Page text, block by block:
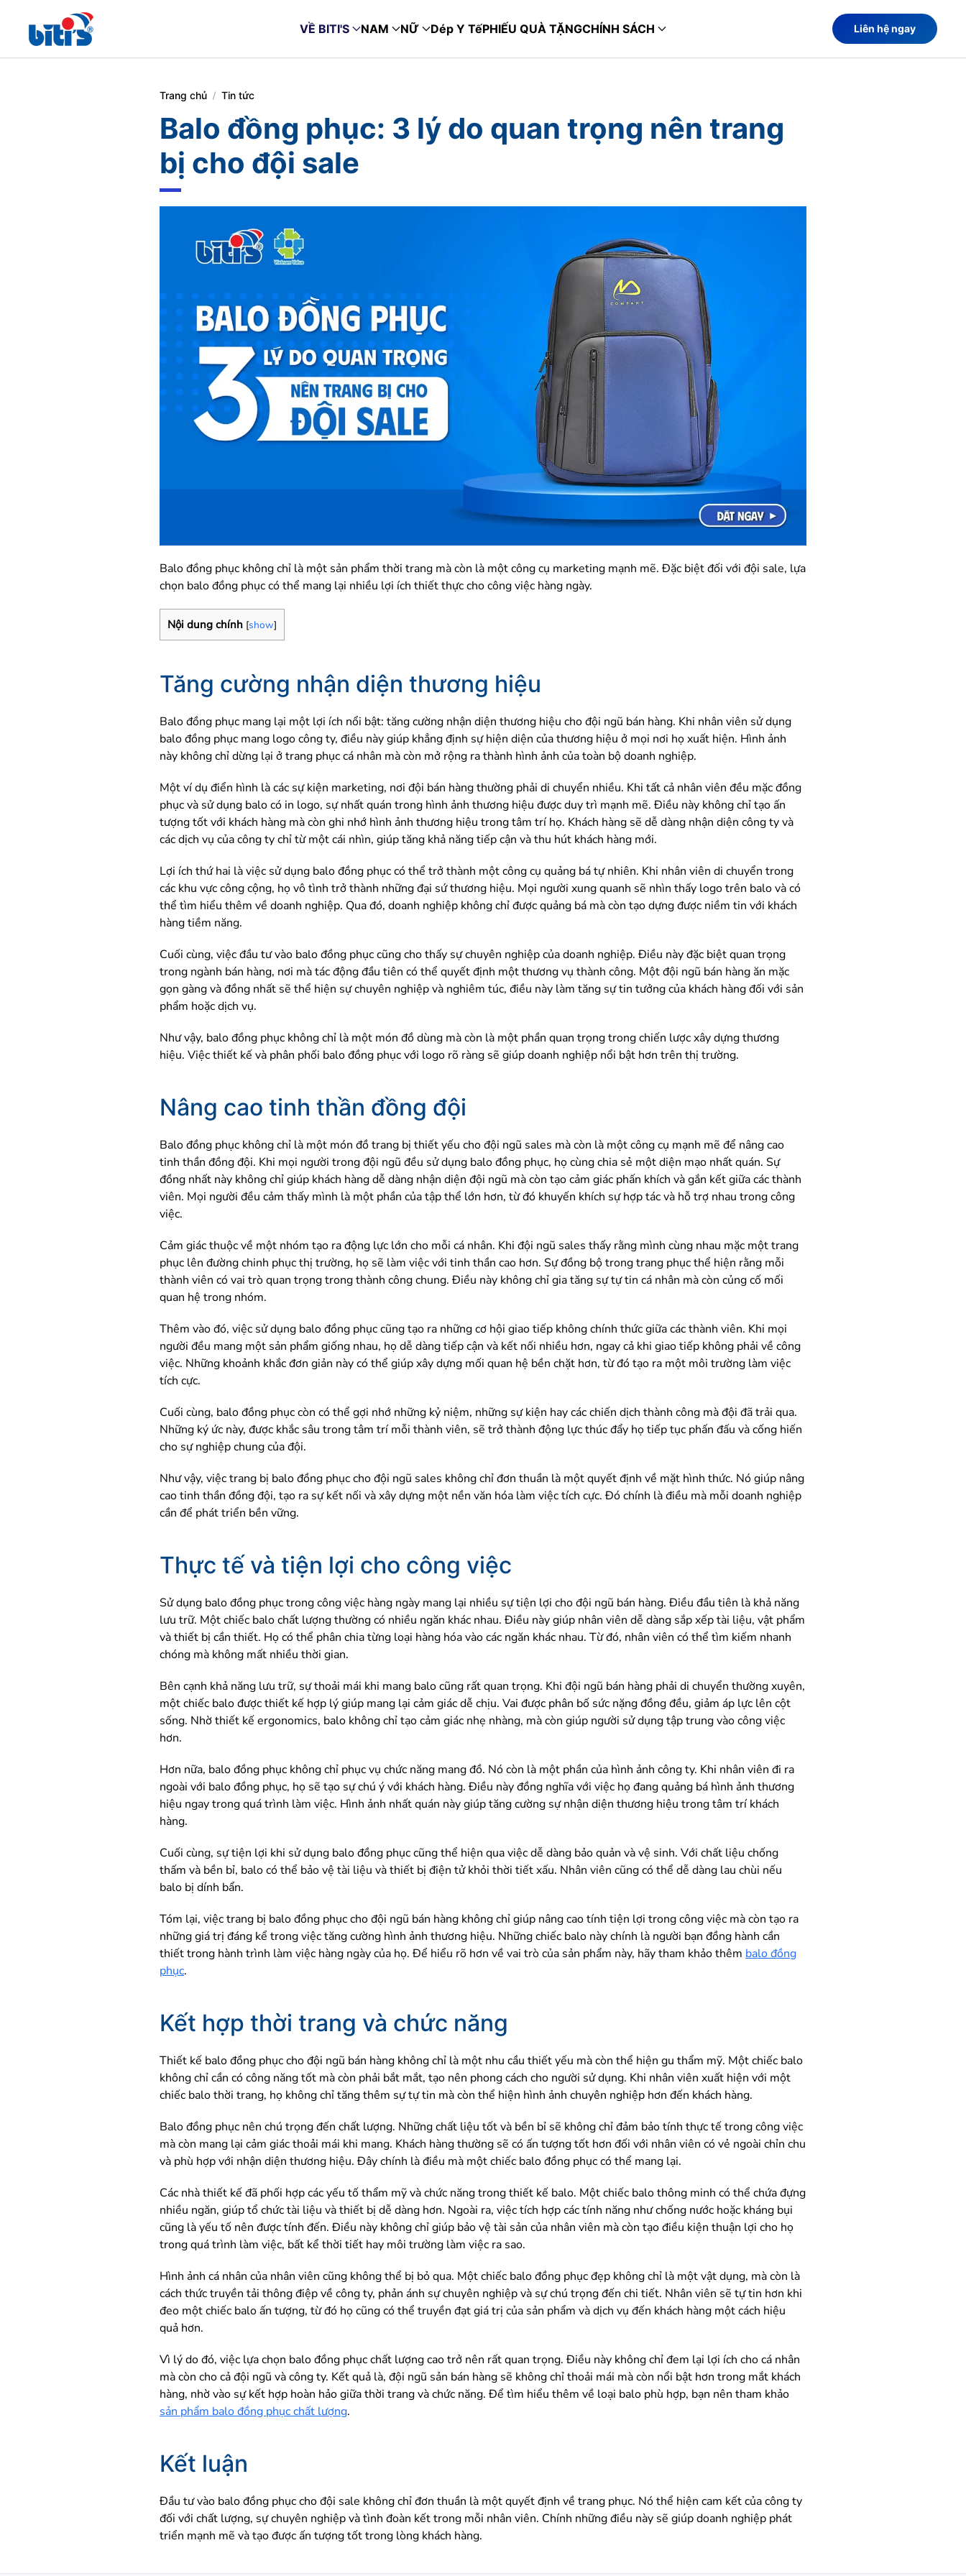
Skip
to
VỀ BITI'S NAM NỮ Dép Y TếPHIẾU QUÀ TẶNGCHÍNH SÁCH Liên hệ ngay
Trang chủ Tin tức
Balo đồng phục: 3 lý do quan trọng nên trang
bị cho đội sale
Balo đồng phục không chỉ là một sản phẩm thời trang mà còn là một công cụ marketing mạnh mẽ. Đặc biệt đối với đội sale, lựa
chọn balo đồng phục có thể mang lại nhiều lợi ích thiết thực cho công việc hàng ngày.
Nội dung chính [show]
Tăng cường nhận diện thương hiệu
Balo đồng phục mang lại một lợi ích nổi bật: tăng cường nhận diện thương hiệu cho đội ngũ bán hàng. Khi nhân viên sử dụng
balo đồng phục mang logo công ty, điều này giúp khẳng định sự hiện diện của thương hiệu ở mọi nơi họ xuất hiện. Hình ảnh
này không chỉ dừng lại ở trang phục cá nhân mà còn mở rộng ra thành hình ảnh của toàn bộ doanh nghiệp.
Một ví dụ điển hình là các sự kiện marketing, nơi đội bán hàng thường phải di chuyển nhiều. Khi tất cả nhân viên đều mặc đồng
phục và sử dụng balo có in logo, sự nhất quán trong hình ảnh thương hiệu được duy trì mạnh mẽ. Điều này không chỉ tạo ấn
tượng tốt với khách hàng mà còn ghi nhớ hình ảnh thương hiệu trong tâm trí họ. Khách hàng sẽ dễ dàng nhận diện công ty và
các dịch vụ của công ty chỉ từ một cái nhìn, giúp tăng khả năng tiếp cận và thu hút khách hàng mới.
Lợi ích thứ hai là việc sử dụng balo đồng phục có thể trở thành một công cụ quảng bá tự nhiên. Khi nhân viên di chuyển trong
các khu vực công cộng, họ vô tình trở thành những đại sứ thương hiệu. Mọi người xung quanh sẽ nhìn thấy logo trên balo và có
thể tìm hiểu thêm về doanh nghiệp. Qua đó, doanh nghiệp không chỉ được quảng bá mà còn tạo dựng được niềm tin với khách
hàng tiềm năng.
Cuối cùng, việc đầu tư vào balo đồng phục cũng cho thấy sự chuyên nghiệp của doanh nghiệp. Điều này đặc biệt quan trọng
trong ngành bán hàng, nơi mà tác động đầu tiên có thể quyết định một thương vụ thành công. Một đội ngũ bán hàng ăn mặc
gọn gàng và đồng nhất sẽ thể hiện sự chuyên nghiệp và nghiêm túc, điều này làm tăng sự tin tưởng của khách hàng đối với sản
phẩm hoặc dịch vụ.
Như vậy, balo đồng phục không chỉ là một món đồ dùng mà còn là một phần quan trọng trong chiến lược xây dựng thương
hiệu. Việc thiết kế và phân phối balo đồng phục với logo rõ ràng sẽ giúp doanh nghiệp nổi bật hơn trên thị trường.
Nâng cao tinh thần đồng đội
Balo đồng phục không chỉ là một món đồ trang bị thiết yếu cho đội ngũ sales mà còn là một công cụ mạnh mẽ để nâng cao
tinh thần đồng đội. Khi mọi người trong đội ngũ đều sử dụng balo đồng phục, họ cùng chia sẻ một diện mạo nhất quán. Sự
đồng nhất này không chỉ giúp khách hàng dễ dàng nhận diện đội ngũ mà còn tạo cảm giác phấn khích và gắn kết giữa các thành
viên. Mọi người đều cảm thấy mình là một phần của tập thể lớn hơn, từ đó khuyến khích sự hợp tác và hỗ trợ nhau trong công
việc.
Cảm giác thuộc về một nhóm tạo ra động lực lớn cho mỗi cá nhân. Khi đội ngũ sales thấy rằng mình cùng nhau mặc một trang
phục lên đường chinh phục thị trường, họ sẽ làm việc với tinh thần cao hơn. Sự đồng bộ trong trang phục thể hiện rằng mỗi
thành viên có vai trò quan trọng trong thành công chung. Điều này không chỉ gia tăng sự tự tin cá nhân mà còn củng cố mối
quan hệ trong nhóm.
Thêm vào đó, việc sử dụng balo đồng phục cũng tạo ra những cơ hội giao tiếp không chính thức giữa các thành viên. Khi mọi
người đều mang một sản phẩm giống nhau, họ dễ dàng tiếp cận và kết nối nhiều hơn, ngay cả khi giao tiếp không phải về công
việc. Những khoảnh khắc đơn giản này có thể giúp xây dựng mối quan hệ bền chặt hơn, từ đó tạo ra một môi trường làm việc
tích cực.
Cuối cùng, balo đồng phục còn có thể gợi nhớ những kỷ niệm, những sự kiện hay các chiến dịch thành công mà đội đã trải qua.
Những ký ức này, được khắc sâu trong tâm trí mỗi thành viên, sẽ trở thành động lực thúc đẩy họ tiếp tục phấn đấu và cống hiến
cho sự nghiệp chung của đội.
Như vậy, việc trang bị balo đồng phục cho đội ngũ sales không chỉ đơn thuần là một quyết định về mặt hình thức. Nó giúp nâng
cao tinh thần đồng đội, tạo ra sự kết nối và xây dựng một nền văn hóa làm việc tích cực. Đó chính là điều mà mỗi doanh nghiệp
cần để phát triển bền vững.
Thực tế và tiện lợi cho công việc
Sử dụng balo đồng phục trong công việc hàng ngày mang lại nhiều sự tiện lợi cho đội ngũ bán hàng. Điều đầu tiên là khả năng
lưu trữ. Một chiếc balo chất lượng thường có nhiều ngăn khác nhau. Điều này giúp nhân viên dễ dàng sắp xếp tài liệu, vật phẩm
và thiết bị cần thiết. Họ có thể phân chia từng loại hàng hóa vào các ngăn khác nhau. Từ đó, nhân viên có thể tìm kiếm nhanh
chóng mà không mất nhiều thời gian.
Bên cạnh khả năng lưu trữ, sự thoải mái khi mang balo cũng rất quan trọng. Khi đội ngũ bán hàng phải di chuyển thường xuyên,
một chiếc balo được thiết kế hợp lý giúp mang lại cảm giác dễ chịu. Vai được phân bố sức nặng đồng đều, giảm áp lực lên cột
sống. Nhờ thiết kế ergonomics, balo không chỉ tạo cảm giác nhẹ nhàng, mà còn giúp người sử dụng tập trung vào công việc
hơn.
Hơn nữa, balo đồng phục không chỉ phục vụ chức năng mang đồ. Nó còn là một phần của hình ảnh công ty. Khi nhân viên đi ra
ngoài với balo đồng phục, họ sẽ tạo sự chú ý với khách hàng. Điều này đồng nghĩa với việc họ đang quảng bá hình ảnh thương
hiệu ngay trong quá trình làm việc. Hình ảnh nhất quán này giúp tăng cường sự nhận diện thương hiệu trong tâm trí khách
hàng.
Cuối cùng, sự tiện lợi khi sử dụng balo đồng phục cũng thể hiện qua việc dễ dàng bảo quản và vệ sinh. Với chất liệu chống
thấm và bền bỉ, balo có thể bảo vệ tài liệu và thiết bị điện tử khỏi thời tiết xấu. Nhân viên cũng có thể dễ dàng lau chùi nếu
balo bị dính bẩn.
Tóm lại, việc trang bị balo đồng phục cho đội ngũ bán hàng không chỉ giúp nâng cao tính tiện lợi trong công việc mà còn tạo ra
những giá trị đáng kể trong việc tăng cường hình ảnh thương hiệu. Những chiếc balo này chính là người bạn đồng hành cần
thiết trong hành trình làm việc hàng ngày của họ. Để hiểu rõ hơn về vai trò của sản phẩm này, hãy tham khảo thêm balo đồng
phục.
Kết hợp thời trang và chức năng
Thiết kế balo đồng phục cho đội ngũ bán hàng không chỉ là một nhu cầu thiết yếu mà còn thể hiện gu thẩm mỹ. Một chiếc balo
không chỉ cần có công năng tốt mà còn phải bắt mắt, tạo nên phong cách cho người sử dụng. Khi nhân viên xuất hiện với một
chiếc balo thời trang, họ không chỉ tăng thêm sự tự tin mà còn thể hiện hình ảnh chuyên nghiệp hơn đến khách hàng.
Balo đồng phục nên chú trọng đến chất lượng. Những chất liệu tốt và bền bỉ sẽ không chỉ đảm bảo tính thực tế trong công việc
mà còn mang lại cảm giác thoải mái khi mang. Khách hàng thường sẽ có ấn tượng tốt hơn đối với nhân viên có vẻ ngoài chỉn chu
và phù hợp với nhận diện thương hiệu. Đây chính là điều mà một chiếc balo đồng phục có thể mang lại.
Các nhà thiết kế đã phối hợp các yếu tố thẩm mỹ và chức năng trong thiết kế balo. Một chiếc balo thông minh có thể chứa đựng
nhiều ngăn, giúp tổ chức tài liệu và thiết bị dễ dàng hơn. Ngoài ra, việc tích hợp các tính năng như chống nước hoặc kháng bụi
cũng là yếu tố nên được tính đến. Điều này không chỉ giúp bảo vệ tài sản của nhân viên mà còn tạo điều kiện thuận lợi cho họ
trong quá trình làm việc, bất kể thời tiết hay môi trường làm việc ra sao.
Hình ảnh cá nhân của nhân viên cũng không thể bị bỏ qua. Một chiếc balo đồng phục đẹp không chỉ là một vật dụng, mà còn là
cách thức truyền tải thông điệp về công ty, phản ánh sự chuyên nghiệp và sự chú trọng đến chi tiết. Nhân viên sẽ tự tin hơn khi
đeo một chiếc balo ấn tượng, từ đó họ cũng có thể truyền đạt giá trị của sản phẩm và dịch vụ đến khách hàng một cách hiệu
quả hơn.
Vì lý do đó, việc lựa chọn balo đồng phục chất lượng cao trở nên rất quan trọng. Điều này không chỉ đem lại lợi ích cho cá nhân
mà còn cho cả đội ngũ và công ty. Kết quả là, đội ngũ sản bán hàng sẽ không chỉ thoải mái mà còn nổi bật hơn trong mắt khách
hàng, nhờ vào sự kết hợp hoàn hảo giữa thời trang và chức năng. Để tìm hiểu thêm về loại balo phù hợp, bạn nên tham khảo
sản phẩm balo đồng phục chất lượng.
Kết luận
Đầu tư vào balo đồng phục cho đội sale không chỉ đơn thuần là một quyết định về trang phục. Nó thể hiện cam kết của công ty
đối với chất lượng, sự chuyên nghiệp và tình đoàn kết trong mỗi nhân viên. Chính những điều này sẽ giúp doanh nghiệp phát
triển mạnh mẽ và tạo được ấn tượng tốt trong lòng khách hàng.